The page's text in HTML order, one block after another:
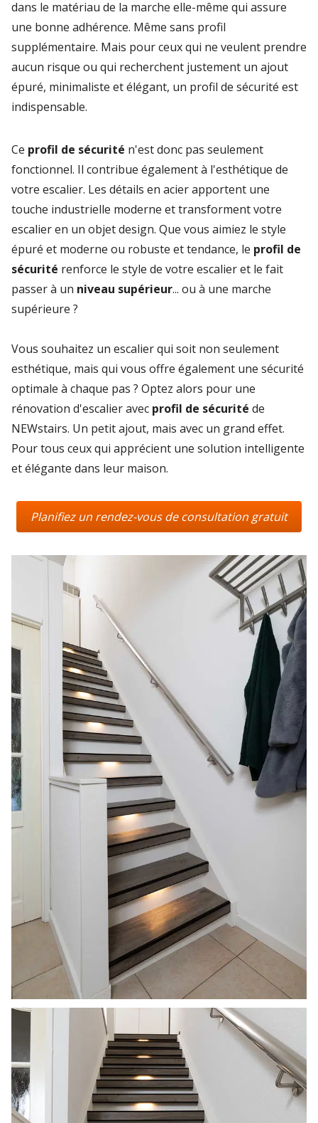
dans le matériau de la marche elle-même qui assure
une bonne adhérence. Même sans profil
supplémentaire. Mais pour ceux qui ne veulent prendre
aucun risque ou qui recherchent justement un ajout
épuré, minimaliste et élégant, un profil de sécurité est
indispensable.
Ce profil de sécurité n'est donc pas seulement
fonctionnel. Il contribue également à l'esthétique de
votre escalier. Les détails en acier apportent une
touche industrielle moderne et transforment votre
escalier en un objet design. Que vous aimiez le style
épuré et moderne ou robuste et tendance, le profil de
sécurité renforce le style de votre escalier et le fait
passer à un niveau supérieur... ou à une marche
supérieure ?
Vous souhaitez un escalier qui soit non seulement
esthétique, mais qui vous offre également une sécurité
optimale à chaque pas ? Optez alors pour une
rénovation d'escalier avec profil de sécurité de
NEWstairs. Un petit ajout, mais avec un grand effet.
Pour tous ceux qui apprécient une solution intelligente
et élégante dans leur maison.
Planifiez un rendez-vous de consultation gratuit